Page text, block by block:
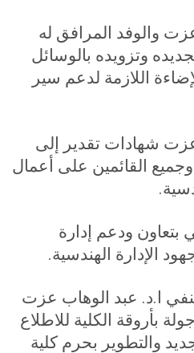
والوفد المرافق له
وتزويده بالوسائل
اللازمة لدعم سير
شهادات تقدير إلى
القائمين على أعمال
بتعاون ودعم إدارة
الإدارة الهندسية.
ا.د. عبد الوهاب عزت
بأروقة الكلية للاطلاع
والتطوير بحرم كلية